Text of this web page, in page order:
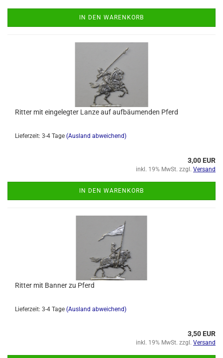
IN DEN WARENKORB
Ritter mit eingelegter Lanze auf aufbäumenden Pferd
Lieferzeit: 3-4 Tage (Ausland abweichend)
3,00 EUR
inkl. 19% MwSt. zzgl. Versand
IN DEN WARENKORB
Ritter mit Banner zu Pferd
Lieferzeit: 3-4 Tage (Ausland abweichend)
3,50 EUR
inkl. 19% MwSt. zzgl. Versand